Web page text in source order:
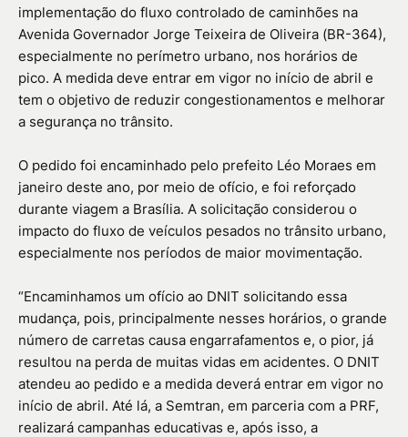
implementação do fluxo controlado de caminhões na
Avenida Governador Jorge Teixeira de Oliveira (BR-364),
especialmente no perímetro urbano, nos horários de
pico. A medida deve entrar em vigor no início de abril e
tem o objetivo de reduzir congestionamentos e melhorar
a segurança no trânsito.
O pedido foi encaminhado pelo prefeito Léo Moraes em
janeiro deste ano, por meio de ofício, e foi reforçado
durante viagem a Brasília. A solicitação considerou o
impacto do fluxo de veículos pesados no trânsito urbano,
especialmente nos períodos de maior movimentação.
“Encaminhamos um ofício ao DNIT solicitando essa
mudança, pois, principalmente nesses horários, o grande
número de carretas causa engarrafamentos e, o pior, já
resultou na perda de muitas vidas em acidentes. O DNIT
atendeu ao pedido e a medida deverá entrar em vigor no
início de abril. Até lá, a Semtran, em parceria com a PRF,
realizará campanhas educativas e, após isso, a